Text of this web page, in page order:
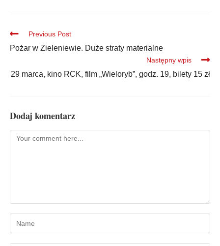
Previous Post
Pożar w Zieleniewie. Duże straty materialne
Następny wpis
29 marca, kino RCK, film „Wieloryb”, godz. 19, bilety 15 zł
Dodaj komentarz